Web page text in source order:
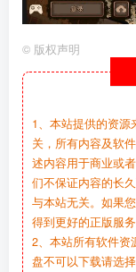
© 版权声明
1、本站提供的资
关，所有内容及软
述内容用于商业或
们不保证内容的长
与本站无关。如果
得到更好的正版服
2、本站所有软件资
盘不可以下载请选